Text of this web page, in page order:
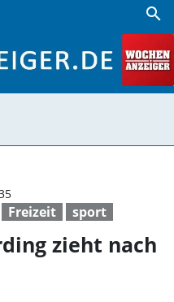
search
Freizeit sport
zieht nach